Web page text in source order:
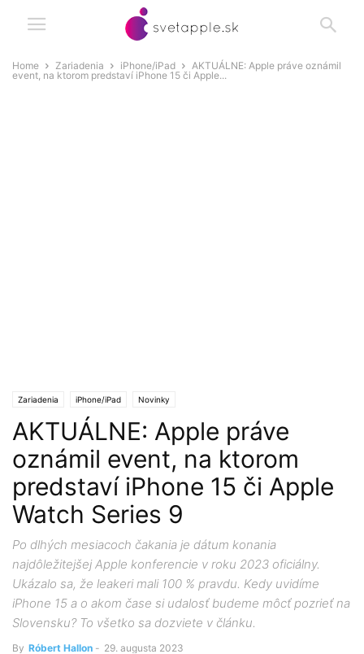
Home Zariadenia iPhone/iPad
AKTUÁLNE: Apple práve oznámil
event, na ktorom predstaví iPhone 15 či Apple...
Zariadenia iPhone/iPad Novinky
AKTUÁLNE: Apple práve
oznámil event, na ktorom
predstaví iPhone 15 či Apple
Watch Series 9
Po dlhých mesiacoch čakania je dátum konania
najdôležitejšej Apple konferencie v roku 2023 oficiálny.
Ukázalo sa, že leakeri mali 100 % pravdu. Kedy uvidíme
iPhone 15 a o akom čase si udalosť budeme môcť pozrieť na
Slovensku? To všetko sa dozviete v článku.
By Róbert Hallon - 29. augusta 2023